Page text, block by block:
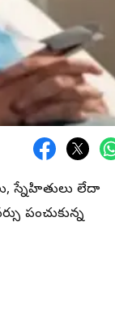
స్నేహితులు లేదా
పంచుకున్న